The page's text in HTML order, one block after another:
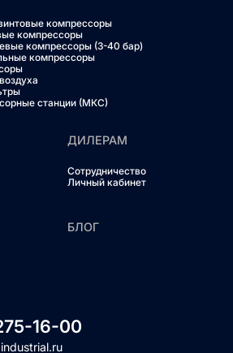
компрессоры
компрессоры
компрессоры (3-40 бар)
компрессоры
станции (МКС)
ДИЛЕРАМ
Сотрудничество
Личный кабинет
БЛОГ
16-00